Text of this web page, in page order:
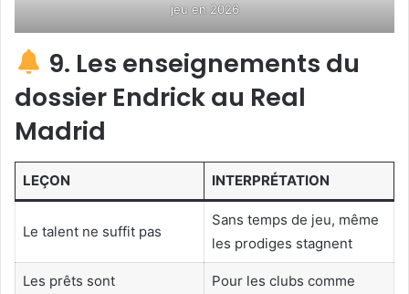
jeu en 2026
9. Les enseignements du
dossier Endrick au Real
Madrid
LEÇON INTERPRÉTATION
Le talent ne suffit pas
Sans temps de jeu, même
les prodiges stagnent
Les prêts sont
Pour les clubs comme